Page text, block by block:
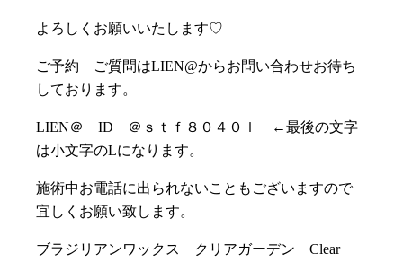
よろしくお願いいたします♡
ご予約 ご質問はLIEN@からお問い合わせお待ち
しております。
LIEN＠ ID ＠ｓｔｆ８０４０ｌ ←最後の文字
は小文字のLになります。
施術中お電話に出られないこともございますので
宜しくお願い致します。
ブラジリアンワックス クリアガーデン Clear